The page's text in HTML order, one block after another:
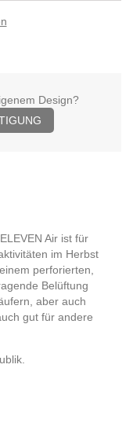
Design?
Air ist für
im Herbst
perforierten,
Belüftung
aber auch
gut für andere